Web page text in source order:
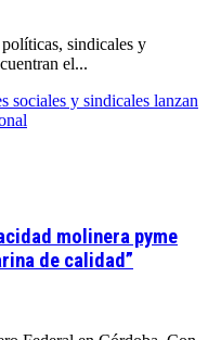
sindicales y
el...
sociales y sindicales lanzan
molinera pyme
de calidad”